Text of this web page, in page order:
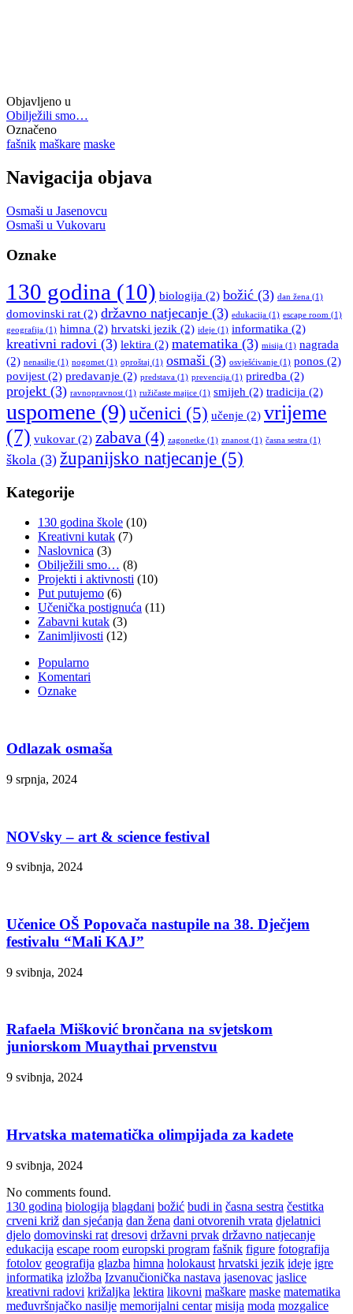
Objavljeno u
Obilježili smo…
Označeno
fašnik maškare maske
Navigacija objava
Osmaši u Jasenovcu
Osmaši u Vukovaru
Oznake
130 godina (10) biologija (2) božić (3) dan žena (1)
domovinski rat (2) državno natjecanje (3) edukacija (1) escape room (1)
geografija (1) himna (2) hrvatski jezik (2) ideje (1) informatika (2)
kreativni radovi (3) lektira (2) matematika (3) misija (1) nagrada
(2) nenasilje (1) nogomet (1) oproštaj (1) osmaši (3) osvješćivanje (1) ponos (2)
povijest (2) predavanje (2) predstava (1) prevencija (1) priredba (2)
projekt (3) ravnopravnost (1) ružičaste majice (1) smijeh (2) tradicija (2)
uspomene (9) učenici (5) učenje (2) vrijeme
(7) vukovar (2) zabava (4) zagonetke (1) znanost (1) časna sestra (1)
škola (3) županijsko natjecanje (5)
Kategorije
130 godina škole (10)
Kreativni kutak (7)
Naslovnica (3)
Obilježili smo… (8)
Projekti i aktivnosti (10)
Put putujemo (6)
Učenička postignuća (11)
Zabavni kutak (3)
Zanimljivosti (12)
Popularno
Komentari
Oznake
Odlazak osmaša
9 srpnja, 2024
NOVsky – art & science festival
9 svibnja, 2024
Učenice OŠ Popovača nastupile na 38. Dječjem
festivalu “Mali KAJ”
9 svibnja, 2024
Rafaela Mišković brončana na svjetskom
juniorskom Muaythai prvenstvu
9 svibnja, 2024
Hrvatska matematička olimpijada za kadete
9 svibnja, 2024
No comments found.
130 godina biologija blagdani božić budi in časna sestra čestitka
crveni križ dan sjećanja dan žena dani otvorenih vrata djelatnici
djelo domovinski rat dresovi državni prvak državno natjecanje
edukacija escape room europski program fašnik figure fotografija
fotolov geografija glazba himna holokaust hrvatski jezik ideje igre
informatika izložba Izvanučionička nastava jasenovac jaslice
kreativni radovi križaljka lektira likovni maškare maske matematika
međuvršnjačko nasilje memorijalni centar misija moda mozgalice